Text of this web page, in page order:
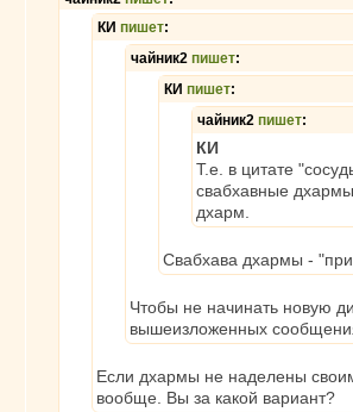
КИ пишет:
чайник2 пишет:
КИ пишет:
чайник2 пишет:
КИ
Т.е. в цитате
свабхавные
дхарм.
Свабхава дхармы -
Чтобы не начинать новую
вышеизложенных
Если дхармы не наделены
вообще. Вы за какой вариант?